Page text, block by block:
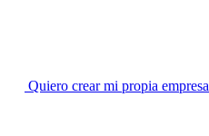
Quiero crear mi propia empresa